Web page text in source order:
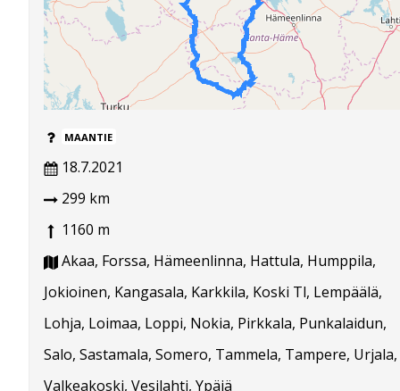
MAANTIE
18.7.2021
299 km
1160 m
Akaa, Forssa, Hämeenlinna, Hattula, Humppila,
Jokioinen, Kangasala, Karkkila, Koski Tl, Lempäälä,
Lohja, Loimaa, Loppi, Nokia, Pirkkala, Punkalaidun,
Salo, Sastamala, Somero, Tammela, Tampere, Urjala,
Valkeakoski, Vesilahti, Ypäjä